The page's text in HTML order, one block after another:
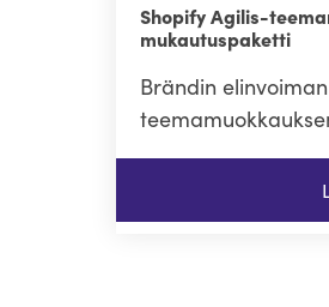
Shopify Agilis-
mukautuspaketti
Brändin